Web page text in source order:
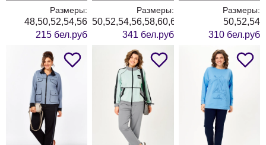
Размеры:
48,50,52,54,56
215 бел.руб
Размеры:
50,52,54,56,58,60,62
341 бел.руб
Размеры:
50,52,54
310 бел.руб